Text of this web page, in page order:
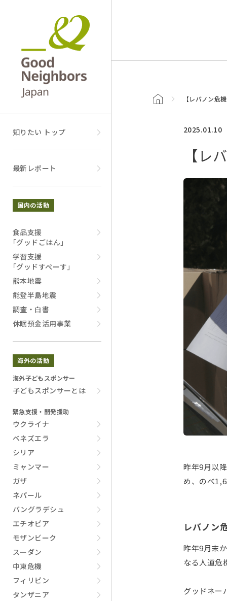
トップページ【レバノン危
2025.01.10
【レ
昨年9月以
め、のべ
レバノン
昨年9月末
なる人道危
グッドネー
知りたい トップ
最新レポート
国内の活動
食品支援
｢グッドごはん｣
学習支援
｢グッドすぺーす｣
熊本地震
能登半島地震
調査・白書
休眠預金活用事業
海外の活動
海外子どもスポンサー
子どもスポンサーとは
緊急支援・開発援助
ウクライナ
ベネズエラ
シリア
ミャンマー
ガザ
ネパール
バングラデシュ
エチオピア
モザンビーク
スーダン
中東危機
フィリピン
タンザニア